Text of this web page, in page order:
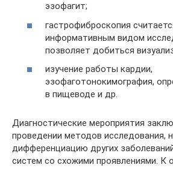
эзофагит;
гастрофиброскопия
информативным видом
позволяет добиться
изучение работы кардии,
эзофаготонокимография,
в пищеводе и др.
Диагностические мероприятия
проведении методов исследования,
дифференциацию других
систем со схожими проявлениями. К